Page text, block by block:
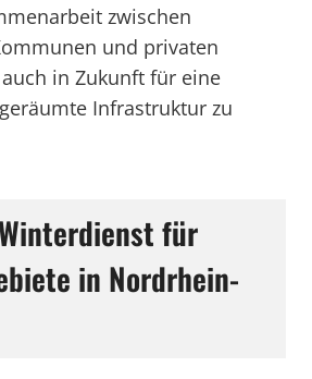
zwischen
und privaten
in Zukunft für eine
Infrastruktur zu
für
in Nordrhein-